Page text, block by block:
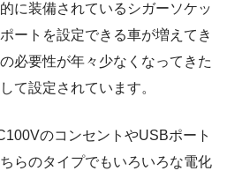
に装備されているシガーソケッ
ートを設定できる車が増えてき
必要性が年々少なくなってきた
て設定されています。
のコンセントやUSBポート
らのタイプでもいろいろな電化